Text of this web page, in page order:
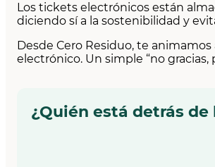
Los tickets electrónicos están
diciendo sí a la sostenibilidad y
Desde Cero Residuo, te
electrónico. Un simple “no
¿Quién está detrás